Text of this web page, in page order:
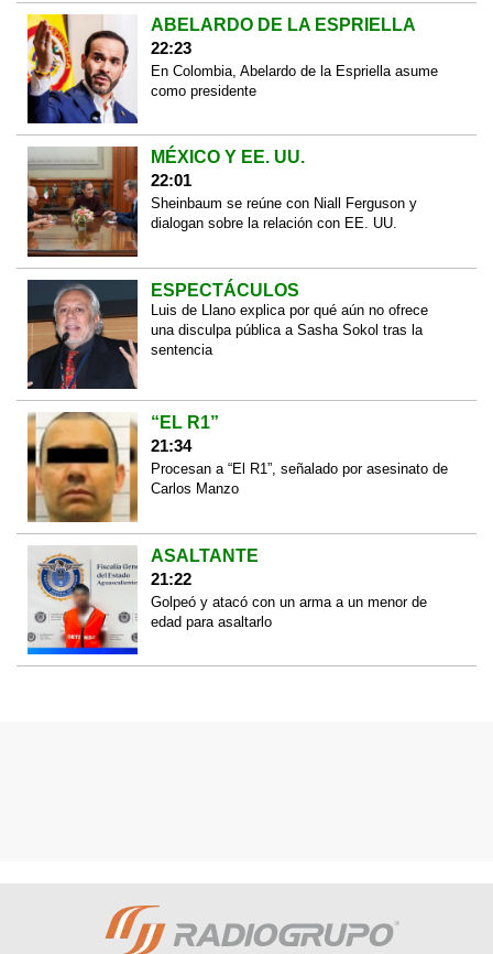
ABELARDO DE LA ESPRIELLA
22:23
En Colombia, Abelardo de la Espriella asume
como presidente
MÉXICO Y EE. UU.
22:01
Sheinbaum se reúne con Niall Ferguson y
dialogan sobre la relación con EE. UU.
ESPECTÁCULOS
Luis de Llano explica por qué aún no ofrece
una disculpa pública a Sasha Sokol tras la
sentencia
“EL R1”
21:34
Procesan a “El R1”, señalado por asesinato de
Carlos Manzo
ASALTANTE
21:22
Golpeó y atacó con un arma a un menor de
edad para asaltarlo